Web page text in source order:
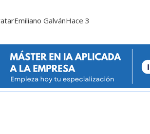
Emiliano GalvánHace 3